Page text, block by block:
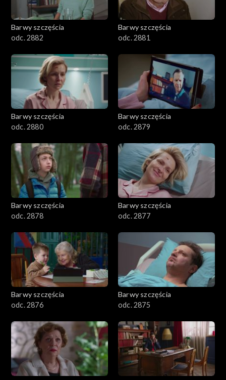
Barwy szczęścia
odc. 2882
Barwy szczęścia
odc. 2881
Barwy szczęścia
odc. 2880
Barwy szczęścia
odc. 2879
Barwy szczęścia
odc. 2878
Barwy szczęścia
odc. 2877
Barwy szczęścia
odc. 2876
Barwy szczęścia
odc. 2875